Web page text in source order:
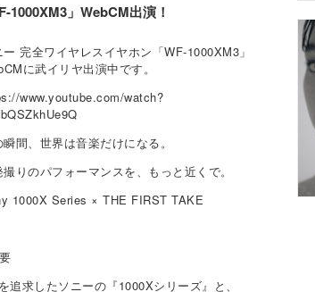
1000XM3」WebCM出演！
ー 完全ワイヤレスイヤホン「WF-1000XM3」
に武イリヤ出演中です。
www.youtube.com/watch?
瞬間、世界は音楽だけになる。
りのパフォーマンスを、もっと近くで。
1000X Series × THE FIRST TAKE
求したソニーの『1000Xシリーズ』と、